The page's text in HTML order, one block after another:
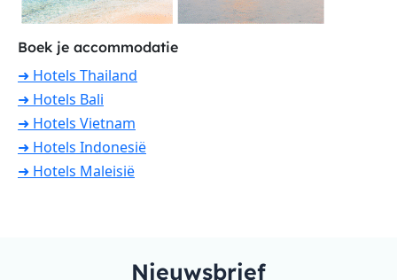
Boek je accommodatie
➜ Hotels Thailand
➜ Hotels Bali
➜ Hotels Vietnam
➜ Hotels Indonesië
➜ Hotels Maleisië
Nieuwsbrief